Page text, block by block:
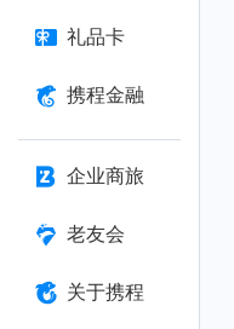
礼品卡
携程金融
企业商旅
老友会
关于携程